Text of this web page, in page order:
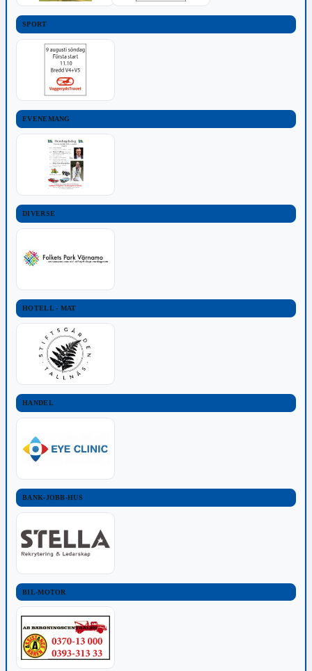
SPORT
EVENEMANG
DIVERSE
HOTELL - MAT
HANDEL
BANK-JOBB-HUS
BIL-MOTOR